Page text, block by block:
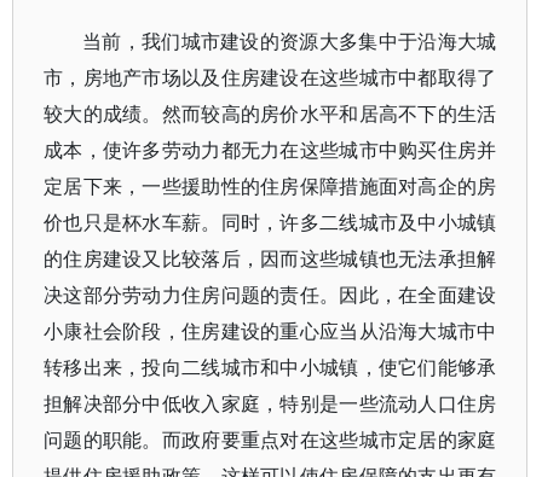
当前，我们城市建设的资源大多集中于沿海大城
市，房地产市场以及住房建设在这些城市中都取得了
较大的成绩。然而较高的房价水平和居高不下的生活
成本，使许多劳动力都无力在这些城市中购买住房并
定居下来，一些援助性的住房保障措施面对高企的房
价也只是杯水车薪。同时，许多二线城市及中小城镇
的住房建设又比较落后，因而这些城镇也无法承担解
决这部分劳动力住房问题的责任。因此，在全面建设
小康社会阶段，住房建设的重心应当从沿海大城市中
转移出来，投向二线城市和中小城镇，使它们能够承
担解决部分中低收入家庭，特别是一些流动人口住房
问题的职能。而政府要重点对在这些城市定居的家庭